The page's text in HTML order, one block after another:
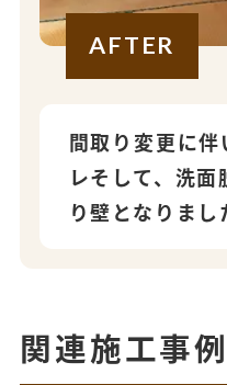
AFTER
間取り変更に
レそして、洗
り壁となりまし
関連施工事例